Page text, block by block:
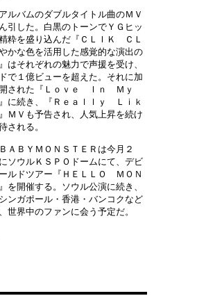
ルバムのダブルタイトル曲のＭＶ
引した。白黒のトーンでＹＧヒッ
粋を盛り込んだ『ＣＬＩＫ ＣＬ
かな色を活用した感覚的な演出の
はそれぞれの魅力で声援を受け、
で１億ビューを超えた。それに加
開された『Ｌｏｖｅ Ｉｎ Ｍｙ
に続き、『Ｒｅａｌｌｙ Ｌｉｋ
ＭＶも予告され、人気上昇を続け
される。
ＡＢＹＭＯＮＳＴＥＲは今月２
ソウルＫＳＰＯドームにて、デビ
ルドツアー『ＨＥＬＬＯ ＭＯＮ
を開催する。ソウル公演に続き、
ンガポール・香港・バンコクなど
世界中のファンに会う予定だ。